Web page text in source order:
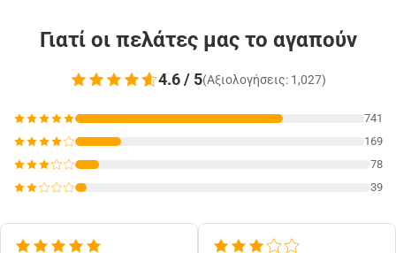
Γιατί οι πελάτες μας το αγαπούν
4.6 / 5(Αξιολογήσεις: 1,027)
741
169
78
39